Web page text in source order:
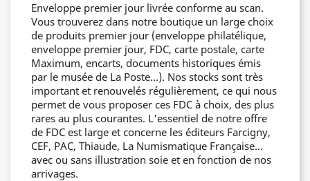
Enveloppe premier jour livrée conforme au scan.
Vous trouverez dans notre boutique un large choix
de produits premier jour (enveloppe philatélique,
enveloppe premier jour, FDC, carte postale, carte
Maximum, encarts, documents historiques émis
par le musée de La Poste...). Nos stocks sont très
important et renouvelés régulièrement, ce qui nous
permet de vous proposer ces FDC à choix, des plus
rares au plus courantes. L'essentiel de notre offre
de FDC est large et concerne les éditeurs Farcigny,
CEF, PAC, Thiaude, La Numismatique Française...
avec ou sans illustration soie et en fonction de nos
arrivages.